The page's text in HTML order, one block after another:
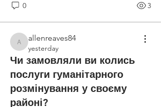
0 3
allenreaves84
allenreaves84
yesterday
Чи замовляли ви колись
послуги гуманітарного
розмінування у своєму
районі?